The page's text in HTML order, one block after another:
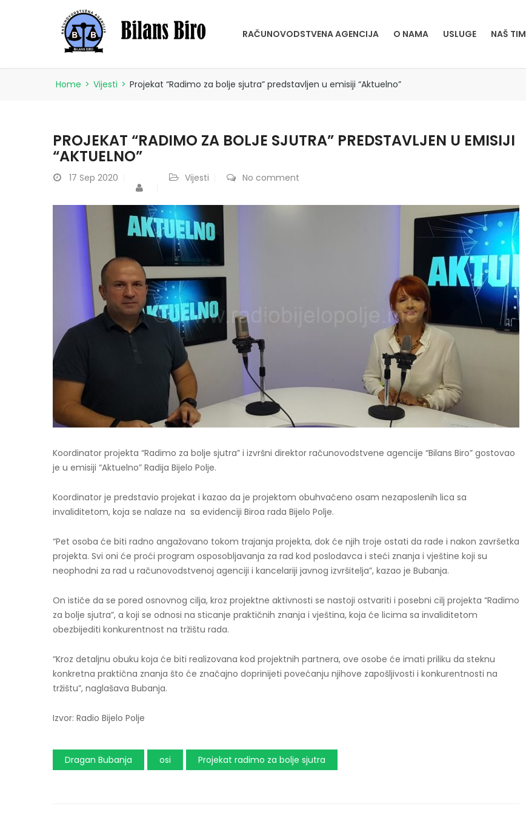
RAČUNOVODSTVENA AGENCIJA O NAMA USLUGE NAŠ TIM
Home > Vijesti > Projekat “Radimo za bolje sjutra” predstavljen u emisiji “Aktuelno”
PROJEKAT “RADIMO ZA BOLJE SJUTRA” PREDSTAVLJEN U EMISIJI
“AKTUELNO”
17 Sep 2020 Vijesti No comment
Koordinator projekta “Radimo za bolje sjutra” i izvršni direktor računovodstvene agencije “Bilans Biro” gostovao
je u emisiji “Aktuelno” Radija Bijelo Polje.
Koordinator je predstavio projekat i kazao da je projektom obuhvaćeno osam nezaposlenih lica sa
invaliditetom, koja se nalaze na sa evidenciji Biroa rada Bijelo Polje.
“Pet osoba će biti radno angažovano tokom trajanja projekta, dok će njih troje ostati da rade i nakon završetka
projekta. Svi oni će proći program osposobljavanja za rad kod poslodavca i steći znanja i vještine koji su
neophodni za rad u računovodstvenoj agenciji i kancelariji javnog izvršitelja”, kazao je Bubanja.
On ističe da se pored osnovnog cilja, kroz projektne aktivnosti se nastoji ostvariti i posebni cilj projekta “Radimo
za bolje sjutra”, a koji se odnosi na sticanje praktičnih znanja i vještina, koja će licima sa invaliditetom
obezbijediti konkurentnost na tržištu rada.
“Kroz detaljnu obuku koja će biti realizovana kod projektnih partnera, ove osobe će imati priliku da steknu
konkretna praktična znanja što će značajno doprinijeti povećanju njihove zapošljivosti i konkurentnosti na
tržištu”, naglašava Bubanja.
Izvor: Radio Bijelo Polje
Dragan Bubanja osi Projekat radimo za bolje sjutra